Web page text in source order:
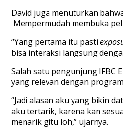
David juga menuturkan
Mempermudah membuka
“Yang pertama itu pasti
bisa interaksi langsung
Salah satu pengunjung IFBC
yang relevan dengan
“Jadi alasan aku yang bikin
aku tertarik, karena kan
menarik gitu loh,” ujarnya.